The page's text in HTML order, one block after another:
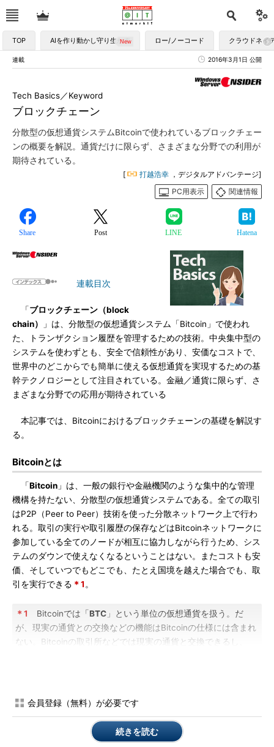
TOP AIを作り動かし守り生かす ロー/ノーコード クラウドネイ
連載 2016年3月1日 公開
ブロックチェーン
Tech Basics／Keyword
分散型の仮想通貨システムBitcoinで使われているブロックチェー
ンの概要を解説。通貨だけに限らず、さまざまな分野での利用が
期待されている。
[ 打越浩幸 ，デジタルアドバンテージ]
PC用表示
関連情報
Share Post LINE Hatena
連載目次
「ブロックチェーン（block
chain）
」は、分散型の仮想通貨システム「Bitcoin」で使われ
た、トランザクション履歴を管理するための技術。中央集中型の
システムを使わずとも、安全で信頼性があり、安価なコストで、
世界中のどこからでも簡単に使える仮想通貨を実現するための基
幹テクノロジーとして注目されている。金融／通貨に限らず、さ
まざまな分野での応用が期待されている
本記事では、Bitcoinにおけるブロックチェーンの基礎を解説す
る。
Bitcoinとは
「Bitcoin 」は、一般の銀行や金融機関のような集中的な管理
機構を持たない、分散型の仮想通貨システムである。全ての取引
はP2P（Peer to Peer）技術を使った分散ネットワーク上で行わ
れる。取引の実行や取引履歴の保存などはBitcoinネットワークに
参加している全てのノードが相互に協力しながら行うため、シス
テムのダウンで使えなくなるということはない。またコストも安
価、そしていつでもどこでも、たとえ国境を越えた場合でも、取
引を実行できる ＊1 。
＊1 Bitcoinでは「BTC 」という単位の仮想通貨を扱う。だ
が、現実の通貨との交換などの機能はBitcoinの仕様には含まれ
ない。Bitcoinの取引所などでは現実の通貨と交換できるし、
このようなシステムを実現するためにBitcoinでは、過去の
る（ウォレット機能しか持たない軽量ノードなどは除く）。これ
により、あるユーザーの口座にいくらの残高があるのか、過去に
会員登録（無料）が必要です
続きを読む